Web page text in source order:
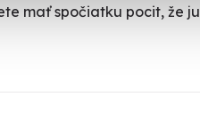
mať spočiatku pocit, že ju